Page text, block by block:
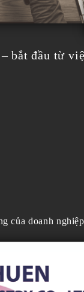
bắt đầu từ
của doanh nghiệp